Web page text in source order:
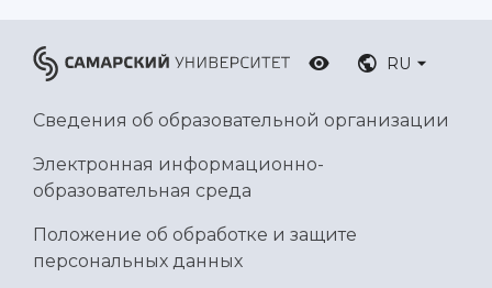
RU
Сведения об образовательной организации
Электронная информационно-
образовательная среда
Положение об обработке и защите
персональных данных